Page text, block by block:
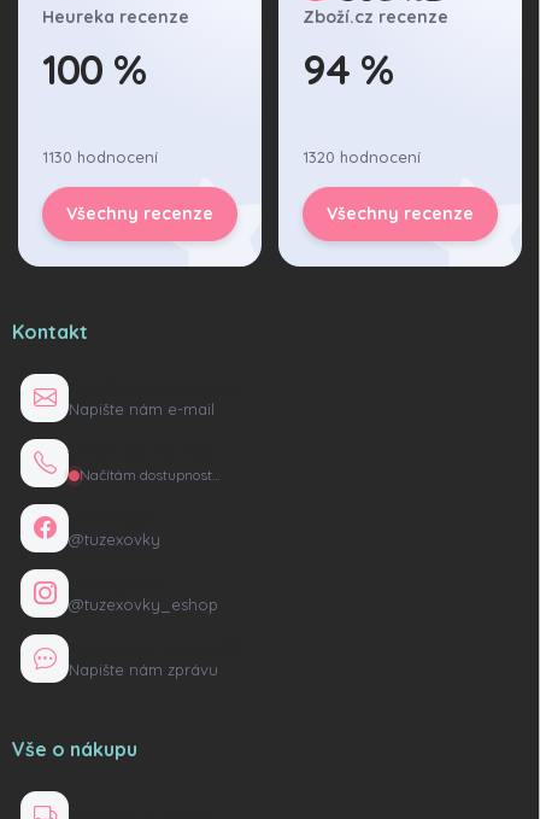
Heureka recenze
100 %
1130 hodnocení
Všechny recenze
Zboží.cz recenze
94 %
1320 hodnocení
Všechny recenze
Kontakt
Napište nám e-mail
Načítám dostupnost…
@tuzexovky
@tuzexovky_eshop
Napište nám zprávu
Vše o nákupu